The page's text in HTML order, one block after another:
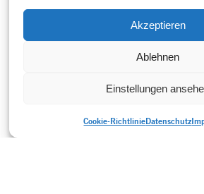
Akzeptieren
Ablehnen
Einstellungen
Cookie-RichtlinieDatenschutz
Wiedervereinigtes Deutschland (seit